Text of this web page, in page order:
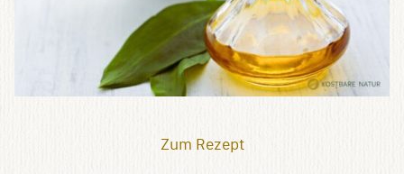
Zum Rezept